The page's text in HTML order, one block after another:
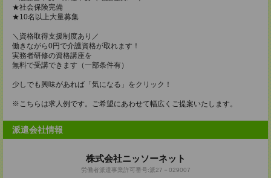
★社会保険完備
★10名以上大量募集
＼資格取得支援制度あり／
働きながら0円で介護資格が取れます！
実務者研修の資格講座を
無料で受講できます（一部条件有）
少しでも興味があれば「気になる」をクリック！
※こちらは求人例です。ご希望にあわせて幅広くご提案いたします。
派遣会社情報
株式会社ニッソーネット
労働者派遣事業許可番号:派27－029007